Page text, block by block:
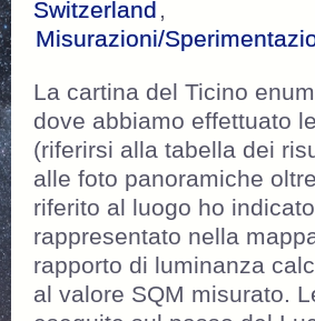
Switzerland ,
Misurazioni/
La cartina del Ticino
dove abbiamo effettuato
(riferirsi alla tabella dei
alle foto panoramiche
riferito al luogo ho
rappresentato nella
rapporto di luminanza
al valore SQM misurato.